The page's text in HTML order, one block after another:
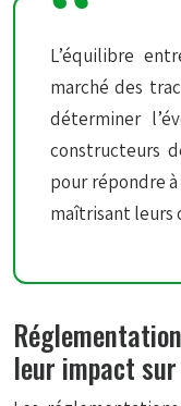
L’équilibre
marché des
déterminer
constructeurs
pour répondre
maîtrisant leurs
leur impact